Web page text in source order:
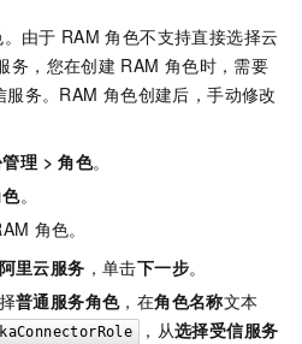
由于 RAM 角色不支持直接选择云
务，您在创建 RAM 角色时，需要
服务。RAM 角色创建后，手动修改
理 > 角色。
。
角色。
阿里云服务 ，单击下一步。
普通服务角色，在角色名称文本
，从选择受信服务